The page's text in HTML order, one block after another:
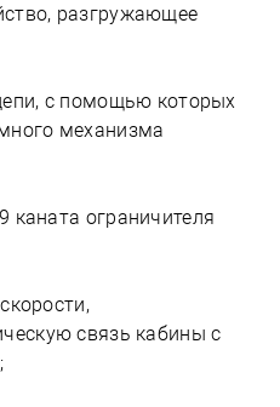
разгружающее
с помощью которых
механизма
каната ограничителя
связь кабины с